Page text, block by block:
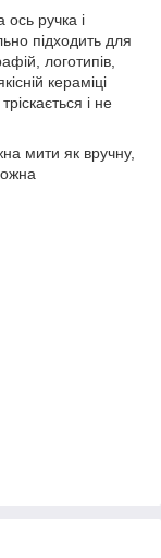
ручка і
підходить для
логотипів,
кераміці
і не
мити як вручну,